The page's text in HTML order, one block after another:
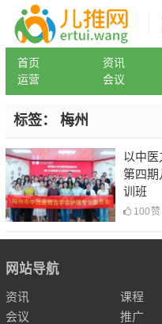
首页 资讯
运营
会议
标签： 梅州
以中
第四
训班
100 赞
网站导航
资讯 课程
会议
推广